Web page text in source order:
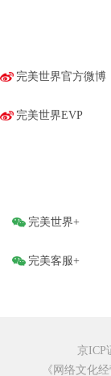
完美世界官方微博
完美世界EVP
完美世界+
完美客服+
京ICP
《网络文化